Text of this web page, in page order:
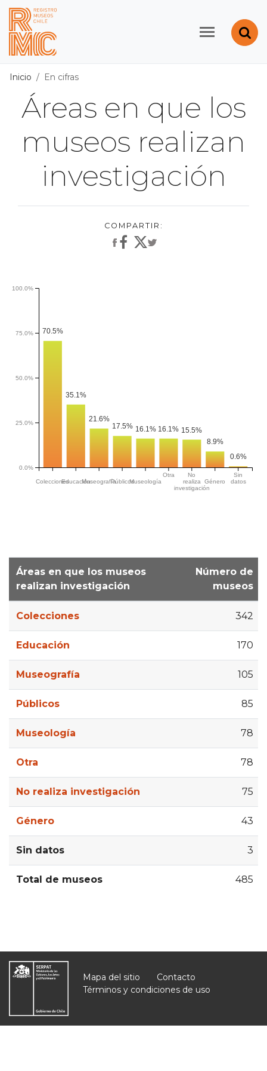
Contenido principal
Registro de Museos
Inicio En cifras
Áreas en que los
museos realizan
investigación
70.5%
35.1%
21.6%
17.5% 16.1% 16.1% 15.5%
8.9%
0.6%
ColeccionesEducaciónMuseografíaPúblicosMuseología
Otra
No
realiza
investigación
Género
Sin
datos
0.0%
25.0%
50.0%
75.0%
100.0%
Áreas en que los museos
realizan investigación
Número de
museos
Colecciones 342
Educación 170
Museografía 105
Públicos 85
Museología 78
Otra 78
No realiza investigación 75
Género 43
Sin datos 3
Total de museos 485
Mapa del sitio
Contacto
Términos y condiciones de uso